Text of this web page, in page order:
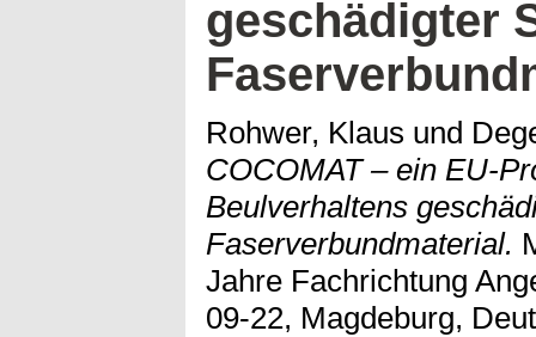
geschädigter
Rohwer, Klaus und
COCOMAT – ein EU-
Beulverhaltens
Faserverbundmaterial.
Jahre Fachrichtung
09-22, Magdeburg,